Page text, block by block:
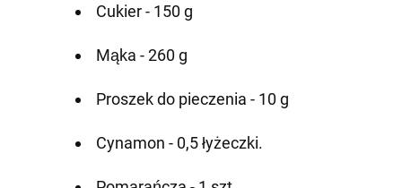
Cukier - 150 g
Mąka - 260 g
Proszek do pieczenia - 10 g
Cynamon - 0,5 łyżeczki.